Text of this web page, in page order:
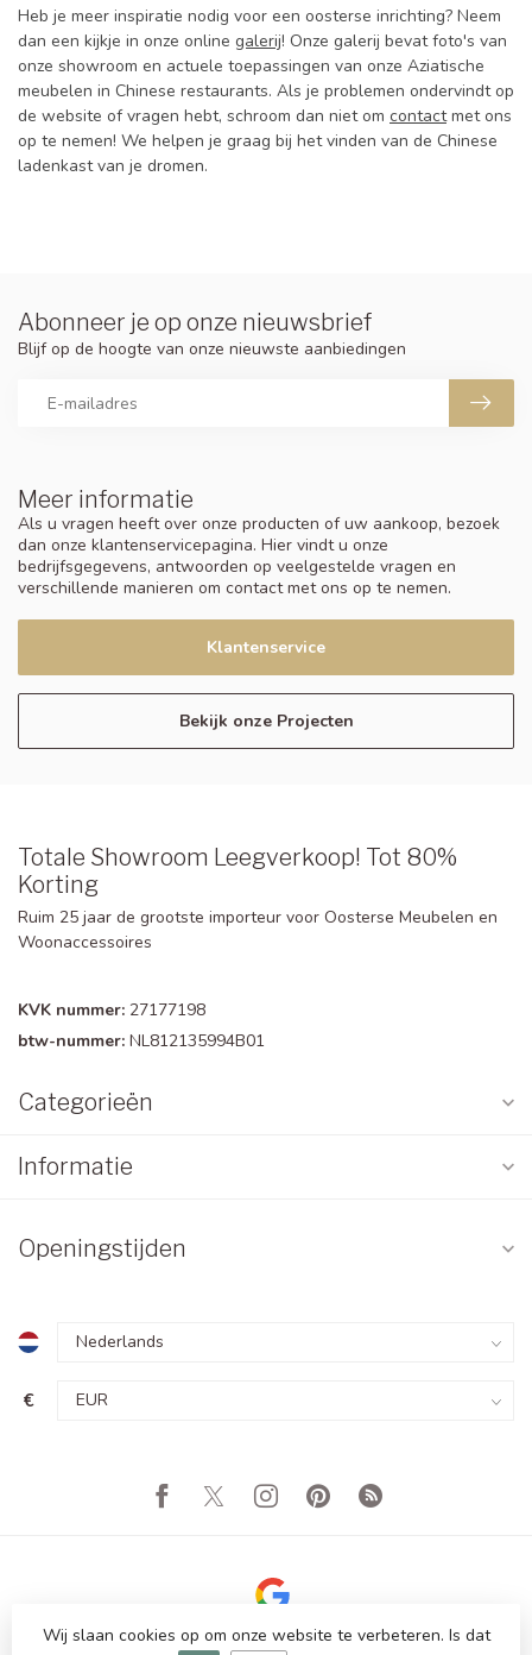
Heb je meer inspiratie nodig voor een oosterse inrichting? Neem
dan een kijkje in onze online galerij! Onze galerij bevat foto's van
onze showroom en actuele toepassingen van onze Aziatische
meubelen in Chinese restaurants. Als je problemen ondervindt op
de website of vragen hebt, schroom dan niet om contactmet ons
op te nemen! We helpen je graag bij het vinden van de Chinese
ladenkast van je dromen.
Meer informatie
Als u vragen heeft over onze producten of uw aankoop, bezoek
dan onze klantenservicepagina. Hier vindt u onze
bedrijfsgegevens, antwoorden op veelgestelde vragen en
verschillende manieren om contact met ons op te nemen.
Klantenservice
Bekijk onze Projecten
Abonneer je op onze nieuwsbrief
Blijf op de hoogte van onze nieuwste aanbiedingen
Totale Showroom Leegverkoop! Tot 80%
Korting
Ruim 25 jaar de grootste importeur voor Oosterse Meubelen en
Woonaccessoires
KVK nummer: 27177198
btw-nummer: NL812135994B01
Categorieën
Informatie
Openingstijden
€
© Copyright 2026 Totale Showroom Leegverkoop! Tot 80%
Wij slaan cookies op om onze website te verbeteren. Is dat